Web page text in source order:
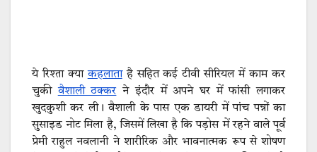
ये रिश्ता क्याकहलाताहै सहित कई टीवी सीरियल में काम कर
चुकीवैशाली ठक्करने इंदौर में अपने घर में फांसी लगाकर
खुदकुशी कर ली। वैशाली के पास एक डायरी में पांच पन्नों का
सुसाइड नोट मिला है, जिसमें लिखा है कि पड़ोस में रहने वाले पूर्व
प्रेमी राहुल नवलानी ने शारीरिक और भावनात्मक रूप से शोषण